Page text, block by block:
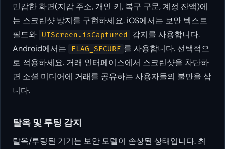
민감한 화면(지갑 주소, 개인 키, 복구 구문, 계정 잔액)에
는 스크린샷 방지를 구현하세요. iOS에서는 보안 텍스트
필드와
UIScreen.isCaptured
감지를 사용합니다.
Android에서는
FLAG_SECURE 를 사용합니다. 선택적으
로 적용하세요. 거래 인터페이스에서 스크린샷을 차단하
면 소셜 미디어에 거래를 공유하는 사용자들의 불만을 삽
니다.
탈옥 및 루팅 감지
탈옥/루팅된 기기는 보안 모델이 손상된 상태입니다. 최